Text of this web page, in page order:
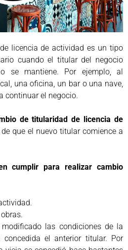
licencia de actividad es un tipo
cuando el titular del negocio
se mantiene. Por ejemplo, al
una oficina, un bar o una nave,
continuar el negocio.
de titularidad de licencia de
que el nuevo titular comience a
cumplir para realizar cambio
las condiciones de la
concedida el anterior titular. Por